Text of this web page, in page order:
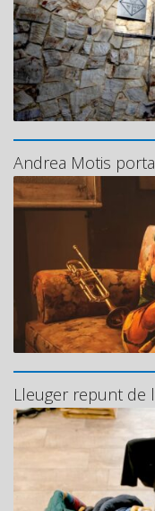
Andrea Motis porta
Lleuger repunt de